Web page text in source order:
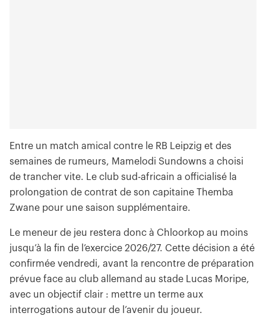
Entre un match amical contre le RB Leipzig et des
semaines de rumeurs, Mamelodi Sundowns a choisi
de trancher vite. Le club sud-africain a officialisé la
prolongation de contrat de son capitaine Themba
Zwane pour une saison supplémentaire.
Le meneur de jeu restera donc à Chloorkop au moins
jusqu’à la fin de l’exercice 2026/27. Cette décision a été
confirmée vendredi, avant la rencontre de préparation
prévue face au club allemand au stade Lucas Moripe,
avec un objectif clair : mettre un terme aux
interrogations autour de l’avenir du joueur.